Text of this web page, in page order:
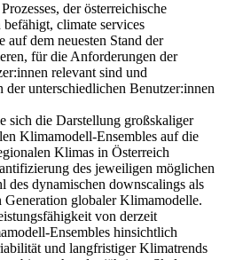
der österreichische
climate services
auf dem neuesten Stand der
für die Anforderungen der
relevant sind und
der unterschiedlichen Benutzer:innen
sich die Darstellung großskaliger
Klimamodell-Ensembles auf die
Klimas in Österreich
des jeweiligen möglichen
des dynamischen downscalings als
Generation globaler Klimamodelle.
von derzeit
Ensembles hinsichtlich
und langfristiger Klimatrends